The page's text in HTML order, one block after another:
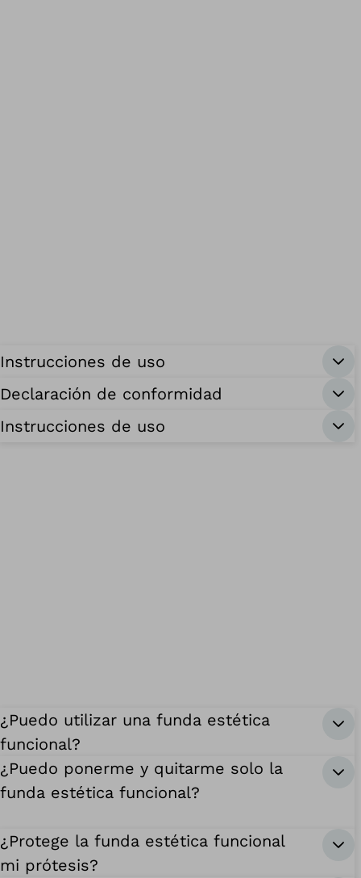
Instrucciones de uso
Declaración de conformidad
Instrucciones de uso
¿Puedo utilizar una funda estética
funcional?
¿Puedo ponerme y quitarme solo la
funda estética funcional?
¿Protege la funda estética funcional
mi prótesis?